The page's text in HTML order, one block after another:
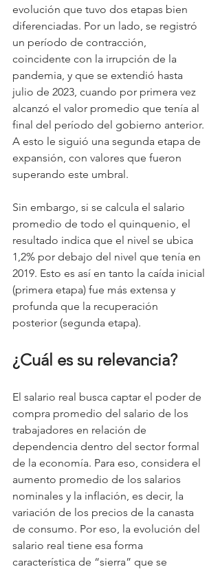
evolución que tuvo dos etapas bien
diferenciadas. Por un lado, se registró
un período de contracción,
coincidente con la irrupción de la
pandemia, y que se extendió hasta
julio de 2023, cuando por primera vez
alcanzó el valor promedio que tenía al
final del período del gobierno anterior.
A esto le siguió una segunda etapa de
expansión, con valores que fueron
superando este umbral.
Sin embargo, si se calcula el salario
promedio de todo el quinquenio, el
resultado indica que el nivel se ubica
1,2% por debajo del nivel que tenía en
2019. Esto es así en tanto la caída inicial
(primera etapa) fue más extensa y
profunda que la recuperación
posterior (segunda etapa).
¿Cuál es su relevancia?
El salario real busca captar el poder de
compra promedio del salario de los
trabajadores en relación de
dependencia dentro del sector formal
de la economía. Para eso, considera el
aumento promedio de los salarios
nominales y la inflación, es decir, la
variación de los precios de la canasta
de consumo. Por eso, la evolución del
salario real tiene esa forma
característica de “sierra” que se